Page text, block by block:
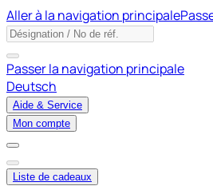
Aller à la navigation principale
Passer la navigation principale
Deutsch
Aide & Service
Mon compte
Liste de cadeaux